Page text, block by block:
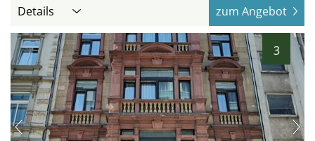
Details zum Angebot
3